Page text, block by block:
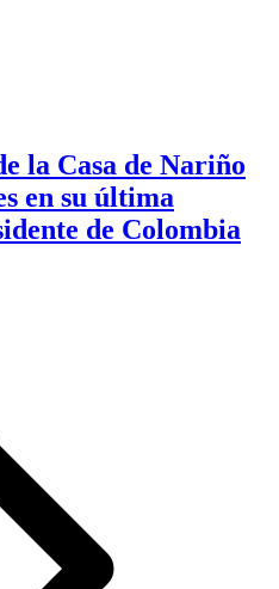
la Casa de Nariño
en su última
de Colombia